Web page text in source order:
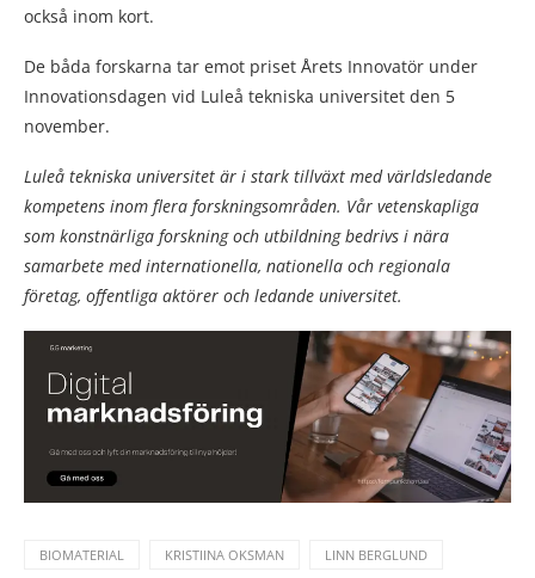
också inom kort.
De båda forskarna tar emot priset Årets Innovatör under
Innovationsdagen vid Luleå tekniska universitet den 5
november.
Luleå tekniska universitet är i stark tillväxt med världsledande
kompetens inom flera forskningsområden. Vår vetenskapliga
som konstnärliga forskning och utbildning bedrivs i nära
samarbete med internationella, nationella och regionala
företag, offentliga aktörer och ledande universitet.
BIOMATERIAL KRISTIINA OKSMAN LINN BERGLUND